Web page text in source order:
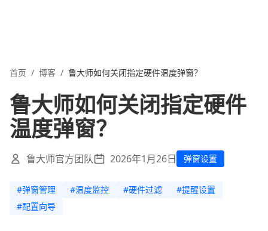
首页 / 博客 / 鲁大师如何关闭指定硬件温度弹窗？
鲁大师如何关闭指定硬件
温度弹窗？
鲁大师官方团队 2026年1月26日 弹窗设置
#弹窗管理 #温度监控 #硬件过滤 #提醒设置
#配置向导